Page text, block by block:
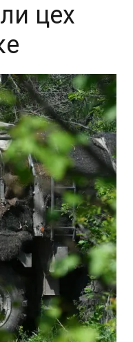
цех